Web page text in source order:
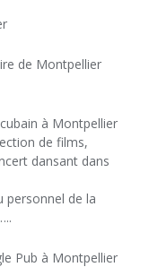
de Montpellier
à Montpellier
de films,
dansant dans
personnel de la
Pub à Montpellier